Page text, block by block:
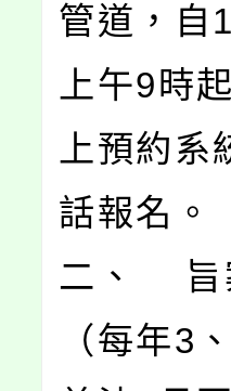
管道，自
上午9時
上預約
話報名。
二、 旨
（每年3